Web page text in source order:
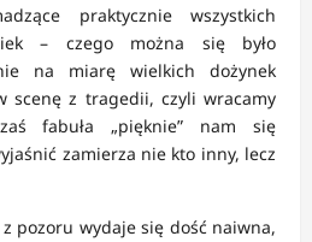
praktycznie wszystkich
– czego można się było
na miarę wielkich dożynek
scenę z tragedii, czyli wracamy
fabuła „pięknie” nam się
zamierza nie kto inny, lecz
pozoru wydaje się dość naiwna,